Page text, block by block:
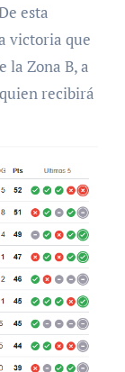
esta
victoria que
la Zona B, a
recibirá